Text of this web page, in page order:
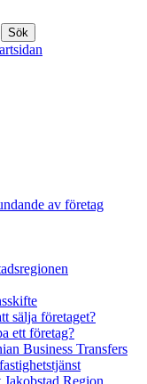
av företag
sälja företaget?
ett företag?
Business Transfers
Region